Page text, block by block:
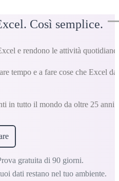
Così semplice.
e rendono le attività quotidiane
tempo e a fare cose che Excel da
in tutto il mondo da oltre 25 anni.
gratuita di 90 giorni.
dati restano nel tuo ambiente.